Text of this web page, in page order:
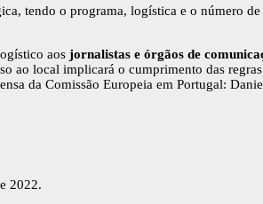
tendo o programa, logística e o número
aos jornalistas e órgãos de
ao local implicará o cumprimento das
da Comissão Europeia em Portugal:
2022.